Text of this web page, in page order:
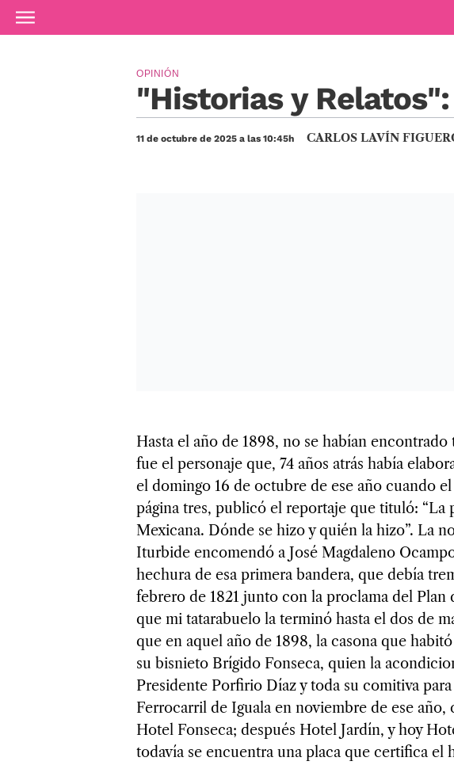
Ir al contenido principal
"Historias y
OPINIÓN
CARLOS LAVÍN
11 de octubre de 2025 a las 10:45h
Hasta el año de 1898, no se habían
fue el personaje que, 74 años atrás había
el domingo 16 de octubre de ese año cuando
página tres, publicó el reportaje que tituló:
Mexicana. Dónde se hizo y quién la hizo”. La
Iturbide encomendó a José Magdaleno
hechura de esa primera bandera, que debía
febrero de 1821 junto con la proclama del Plan
que mi tatarabuelo la terminó hasta el dos de
que en aquel año de 1898, la casona que
su bisnieto Brígido Fonseca, quien la
Presidente Porfirio Díaz y toda su comitiva
Ferrocarril de Iguala en noviembre de ese año,
Hotel Fonseca; después Hotel Jardín, y hoy
todavía se encuentra una placa que certifica el